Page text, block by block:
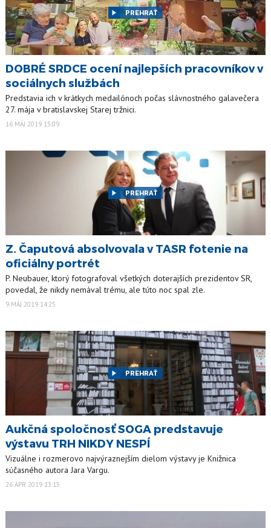
PREHRAŤ
DOBRÉ SRDCE ocení najlepších pracovníkov v
sociálnych službách
Predstavia ich v krátkych medailónoch počas slávnostného galavečera
27. mája v bratislavskej Starej tržnici.
16 MÁJ 2019 15:09
PREHRAŤ
Z. Čaputová absolvovala v TASR fotenie na
oficiálny portrét
P. Neubauer, ktorý fotografoval všetkých doterajších prezidentov SR,
povedal, že nikdy nemával trému, ale túto noc spal zle.
9 MÁJ 2019 14:25
PREHRAŤ
Aukčná spoločnosť SOGA predstavuje
výstavu TRH NIKDY NESPÍ
Vizuálne i rozmerovo najvýraznejším dielom výstavy je Knižnica
súčasného autora Jara Vargu.
26 APR 2019 13:15